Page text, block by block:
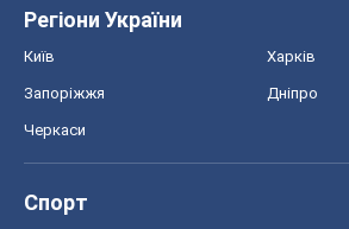
Регіони України
Київ Харків
Запоріжжя Дніпро
Черкаси
Спорт